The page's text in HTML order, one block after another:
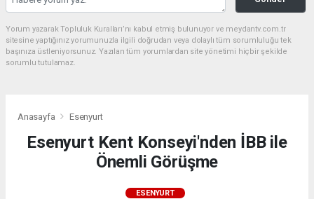
Yorum yazarak Topluluk Kuralları’nı kabul etmiş bulunuyor ve meydantv.com.tr
sitesine yaptığınız yorumunuzla ilgili doğrudan veya dolaylı tüm sorumluluğu tek
başınıza üstleniyorsunuz. Yazılan tüm yorumlardan site yönetimi hiçbir şekilde
sorumlu tutulamaz.
Anasayfa Esenyurt
Esenyurt Kent Konseyi'nden İBB ile
Önemli Görüşme
ESENYURT